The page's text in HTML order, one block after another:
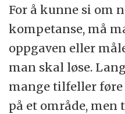
For å kunne si om
kompetanse, må
oppgaven eller
man skal løse.
mange tilfeller
på et område,